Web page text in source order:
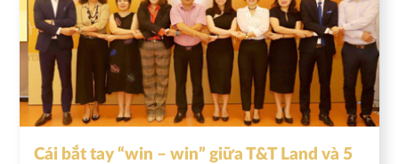
Cái bắt tay “win – win” giữa T&T Land và 5